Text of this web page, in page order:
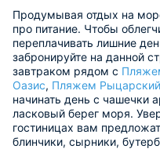
Продумывая отдых на
про питание. Чтобы
переплачивать лишние
забронируйте на данной
завтраком рядом с
Оазис, Пляжем Рыцарский
начинать день с чашечки
ласковый берег моря.
гостиницах вам
блинчики, сырники,